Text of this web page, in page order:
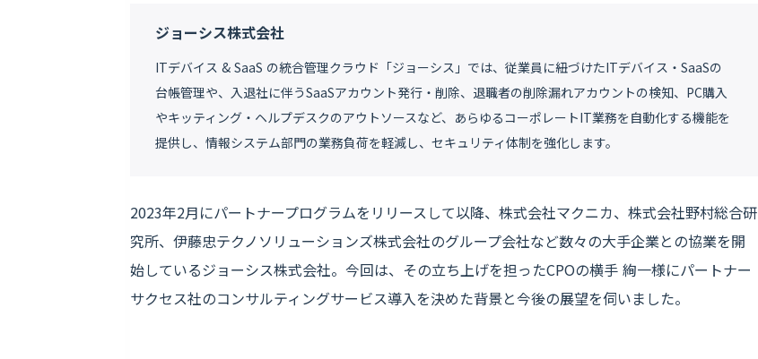
ジョーシス株式会社
ITデバイス & SaaS の統合管理クラウド「ジョーシス」では、従業員に紐づけたITデバイス・SaaSの
台帳管理や、入退社に伴うSaaSアカウント発行・削除、退職者の削除漏れアカウントの検知、PC購入
やキッティング・ヘルプデスクのアウトソースなど、あらゆるコーポレートIT業務を自動化する機能を
提供し、情報システム部門の業務負荷を軽減し、セキュリティ体制を強化します。
2023年2月にパートナープログラムをリリースして以降、株式会社マクニカ、株式会社野村総合研
究所、伊藤忠テクノソリューションズ株式会社のグループ会社など数々の大手企業との協業を開
始しているジョーシス株式会社。今回は、その立ち上げを担ったCPOの横手 絢一様にパートナー
サクセス社のコンサルティングサービス導入を決めた背景と今後の展望を伺いました。